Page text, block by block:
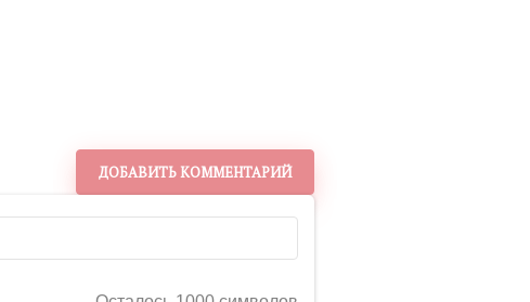
ДОБАВИТЬ КОММЕНТАРИЙ